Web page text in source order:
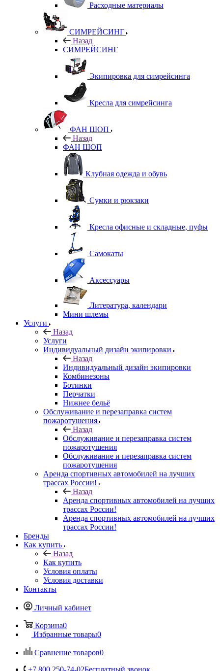
Расходные материалы
СИМРЕЙСИНГ
Назад
СИМРЕЙСИНГ
Экипировка для симрейсинга
Кресла для симрейсинга
ФАН ШОП
Назад
ФАН ШОП
Клубная одежда и обувь
Сумки и рюкзаки
Кресла офисные и складные, пуфы
Самокаты
Аксессуары
Литература, календари
Мини шлемы
Услуги
Назад
Услуги
Индивидуальный дизайн экипировки
Назад
Индивидуальный дизайн экипировки
Комбинезоны
Ботинки
Перчатки
Нижнее бельё
Обслуживание и перезаправка систем
пожаротушения
Назад
Обслуживание и перезаправка систем
пожаротушения
Обслуживание и перезаправка систем
пожаротушения
Аренда спортивных автомобилей на лучших
трассах России!
Назад
Аренда спортивных автомобилей на лучших
трассах России!
Аренда спортивных автомобилей на лучших
трассах России!
Бренды
Как купить
Назад
Как купить
Условия оплаты
Условия доставки
Контакты
Личный кабинет
Корзина0
Избранные товары0
Сравнение товаров0
+7 800 250-74-02Бесплатный звонок